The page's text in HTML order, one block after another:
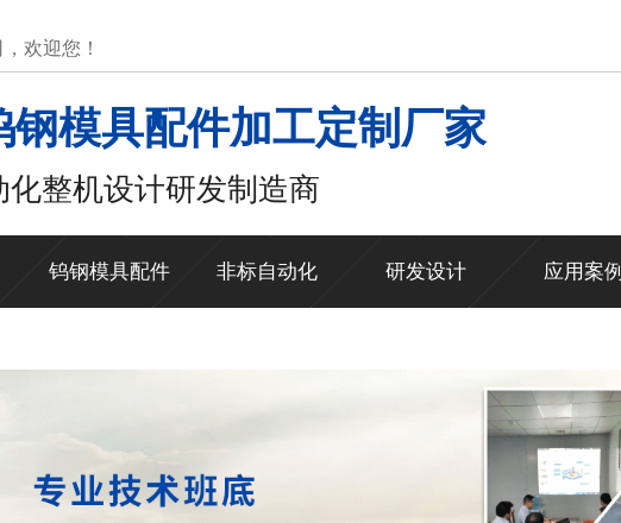
欢迎您！
钢模具配件加工定制厂家
化整机设计研发制造商
钨钢模具配件 非标自动化 研发设计 应用案例